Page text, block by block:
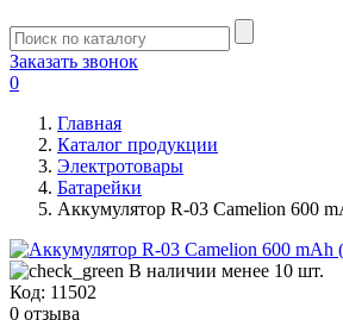
Заказать звонок
0
Главная
Каталог продукции
Электротовары
Батарейки
Аккумулятор R-03 Camelion 600
В наличии менее 10 шт.
Код: 11502
0 отзыва